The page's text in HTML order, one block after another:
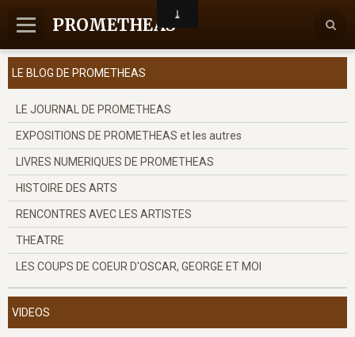
PROMETHEAS
LE BLOG DE PROMETHEAS
LE JOURNAL DE PROMETHEAS
EXPOSITIONS DE PROMETHEAS et les autres
LIVRES NUMERIQUES DE PROMETHEAS
HISTOIRE DES ARTS
RENCONTRES AVEC LES ARTISTES
THEATRE
LES COUPS DE COEUR D'OSCAR, GEORGE ET MOI
VIDEOS